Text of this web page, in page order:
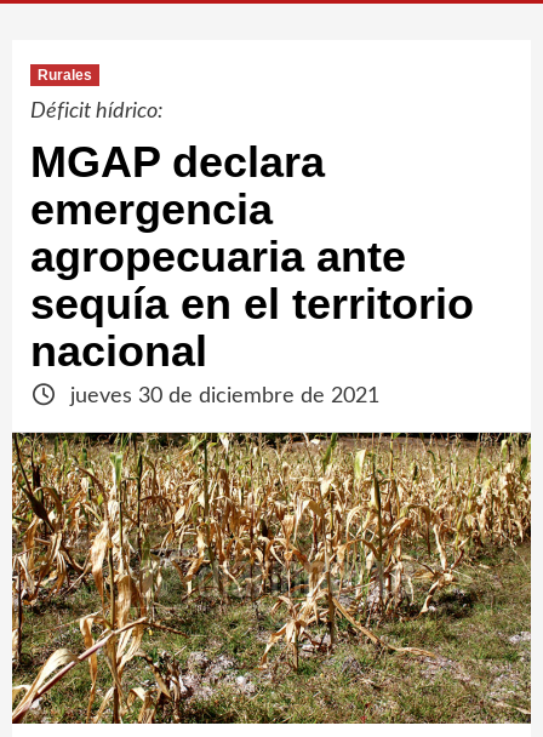
Rurales
Déficit hídrico:
MGAP declara
emergencia
agropecuaria ante
sequía en el territorio
nacional
jueves 30 de diciembre de 2021